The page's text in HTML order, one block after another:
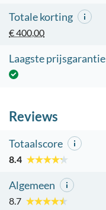
Totale korting
€ 400,00
Laagste prijsgarantie
Reviews
Totaalscore
8.4
Algemeen
8.7